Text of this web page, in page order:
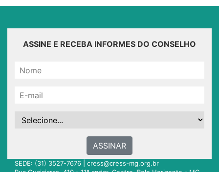
ASSINE E RECEBA INFORMES DO CONSELHO
ASSINAR
SEDE: (31) 3527-7676 | cress@cress-mg.org.br